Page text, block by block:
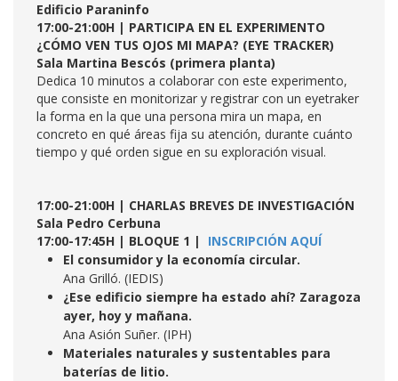
Edificio Paraninfo
17:00-21:00H | PARTICIPA EN EL EXPERIMENTO
¿CÓMO VEN TUS OJOS MI MAPA? (EYE TRACKER)
Sala Martina Bescós (primera planta)
Dedica 10 minutos a colaborar con este experimento,
que consiste en monitorizar y registrar con un eyetraker
la forma en la que una persona mira un mapa, en
concreto en qué áreas fija su atención, durante cuánto
tiempo y qué orden sigue en su exploración visual.
17:00-21:00H | CHARLAS BREVES DE INVESTIGACIÓN
Sala Pedro Cerbuna
17:00-17:45H | BLOQUE 1 | INSCRIPCIÓN AQUÍ
El consumidor y la economía circular.
Ana Grilló. (IEDIS)
¿Ese edificio siempre ha estado ahí? Zaragoza
ayer, hoy y mañana.
Ana Asión Suñer. (IPH)
Materiales naturales y sustentables para
baterías de litio.